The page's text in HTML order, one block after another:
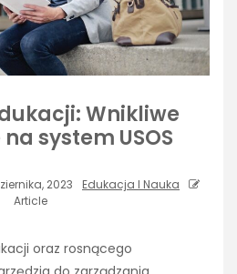
Wnikliwe
system USOS
2023
Edukacja I Nauka
Article
oraz rosnącego